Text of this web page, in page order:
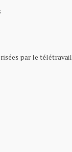
par le télétravail